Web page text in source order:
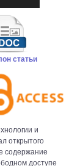
статьи
и
открытого
содержание
доступе